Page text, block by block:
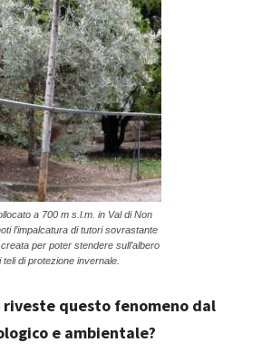
a 700 m s.l.m. in Val di Non
l’impalcatura di tutori sovrastante
per poter stendere sull’albero
i teli di protezione invernale.
questo fenomeno dal
e ambientale?